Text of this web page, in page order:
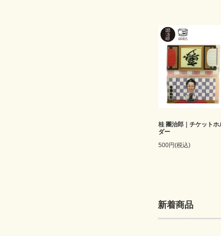
桂 團治郎｜チケットホ
ダー
500円(税込)
新着商品